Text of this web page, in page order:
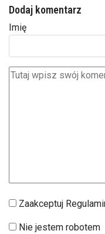
Dodaj komentarz
Imię
Zaakceptuj
Nie jestem robotem